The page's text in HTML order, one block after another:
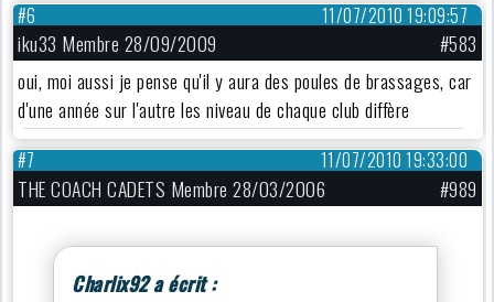
11/07/2010 19:09:57
#6
iku33 Membre 28/09/2009
#583
oui, moi aussi je pense qu'il y aura des poules de brassages, car
d'une année sur l'autre les niveau de chaque club diffère
11/07/2010 19:33:00
#7
THE COACH CADETS Membre 28/03/2006 #989
Charlix92 a écrit :